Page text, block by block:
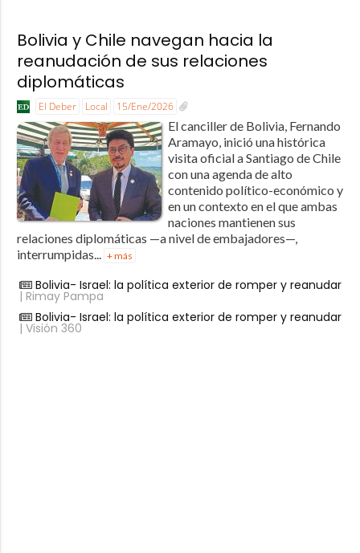
Bolivia y Chile navegan hacia la
reanudación de sus relaciones
diplomáticas
El Deber Local 15/Ene/2026
El canciller de Bolivia, Fernando
Aramayo, inició una histórica
visita oficial a Santiago de Chile
con una agenda de alto
contenido político-económico y
en un contexto en el que ambas
naciones mantienen sus
relaciones diplomáticas —a nivel de embajadores—,
interrumpidas... + más
Bolivia- Israel: la política exterior de romper y reanudar
| Rimay Pampa
Bolivia- Israel: la política exterior de romper y reanudar
| Visión 360